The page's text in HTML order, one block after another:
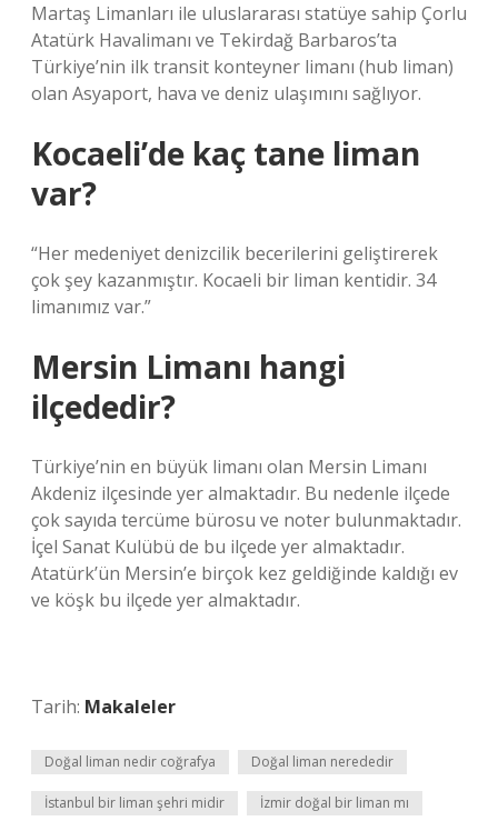
Martaş Limanları ile uluslararası statüye sahip Çorlu
Atatürk Havalimanı ve Tekirdağ Barbaros’ta
Türkiye’nin ilk transit konteyner limanı (hub liman)
olan Asyaport, hava ve deniz ulaşımını sağlıyor.
Kocaeli’de kaç tane liman
var?
“Her medeniyet denizcilik becerilerini geliştirerek
çok şey kazanmıştır. Kocaeli bir liman kentidir. 34
limanımız var.”
Mersin Limanı hangi
ilçededir?
Türkiye’nin en büyük limanı olan Mersin Limanı
Akdeniz ilçesinde yer almaktadır. Bu nedenle ilçede
çok sayıda tercüme bürosu ve noter bulunmaktadır.
İçel Sanat Kulübü de bu ilçede yer almaktadır.
Atatürk’ün Mersin’e birçok kez geldiğinde kaldığı ev
ve köşk bu ilçede yer almaktadır.
Tarih: Makaleler
Doğal liman nedir coğrafya Doğal liman nerededir
İstanbul bir liman şehri midir İzmir doğal bir liman mı